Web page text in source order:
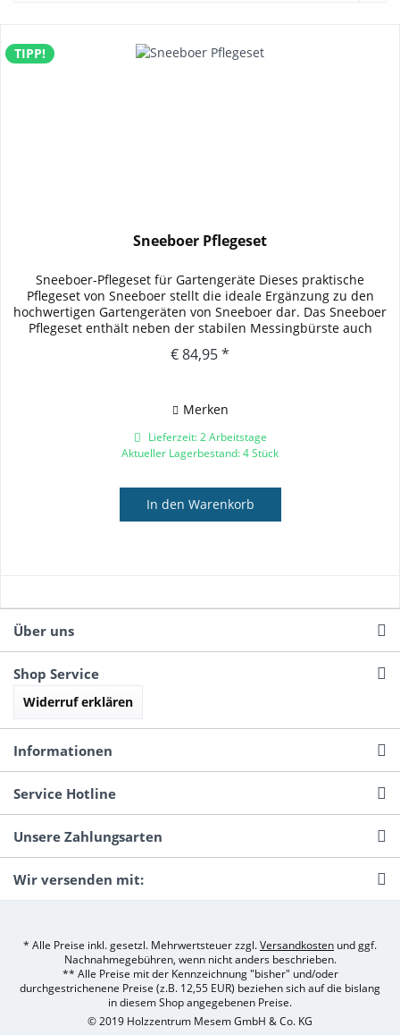
TIPP!
Sneeboer Pflegeset
Sneeboer-Pflegeset für Gartengeräte Dieses praktische
Pflegeset von Sneeboer stellt die ideale Ergänzung zu den
hochwertigen Gartengeräten von Sneeboer dar. Das Sneeboer
Pflegeset enthält neben der stabilen Messingbürste auch
€ 84,95 *
Merken
Lieferzeit: 2 Arbeitstage
Aktueller Lagerbestand: 4 Stück
In den Warenkorb
Über uns
Shop Service
Widerruf erklären
Informationen
Service Hotline
Unsere Zahlungsarten
Wir versenden mit:
* Alle Preise inkl. gesetzl. Mehrwertsteuer zzgl.Versandkosten und ggf.
Nachnahmegebühren, wenn nicht anders beschrieben.
** Alle Preise mit der Kennzeichnung "bisher" und/oder
durchgestrichenene Preise (z.B. 12,55 EUR) beziehen sich auf die bislang
in diesem Shop angegebenen Preise.
© 2019 Holzzentrum Mesem GmbH & Co. KG